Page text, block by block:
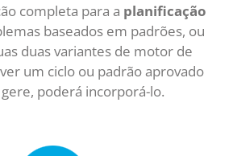
completa para a planificação
baseados em padrões, ou
duas variantes de motor de
um ciclo ou padrão aprovado
poderá incorporá-lo.